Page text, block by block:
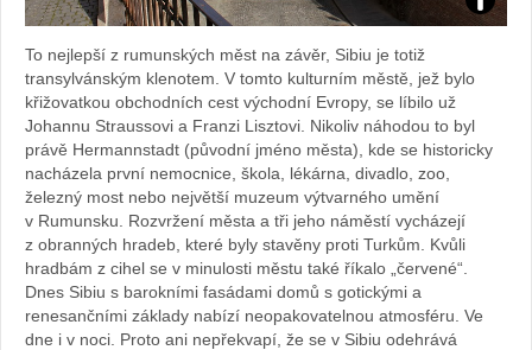
Foto:
To nejlepší z rumunských měst na závěr, Sibiu je totiž
transylvánským klenotem. V tomto kulturním městě, jež bylo
křižovatkou obchodních cest východní Evropy, se líbilo už
Johannu Straussovi a Franzi Lisztovi. Nikoliv náhodou to byl
právě Hermannstadt (původní jméno města), kde se historicky
nacházela první nemocnice, škola, lékárna, divadlo, zoo,
železný most nebo největší muzeum výtvarného umění
v Rumunsku. Rozvržení města a tři jeho náměstí vycházejí
z obranných hradeb, které byly stavěny proti Turkům. Kvůli
hradbám z cihel se v minulosti městu také říkalo „červené“.
Dnes Sibiu s barokními fasádami domů s gotickými a
renesančními základy nabízí neopakovatelnou atmosféru. Ve
dne i v noci. Proto ani nepřekvapí, že se v Sibiu odehrává